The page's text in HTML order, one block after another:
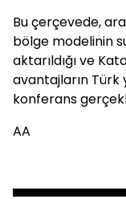
Bu çerçevede,
bölge modelinin
aktarıldığı ve
avantajların Türk
konferans
AA